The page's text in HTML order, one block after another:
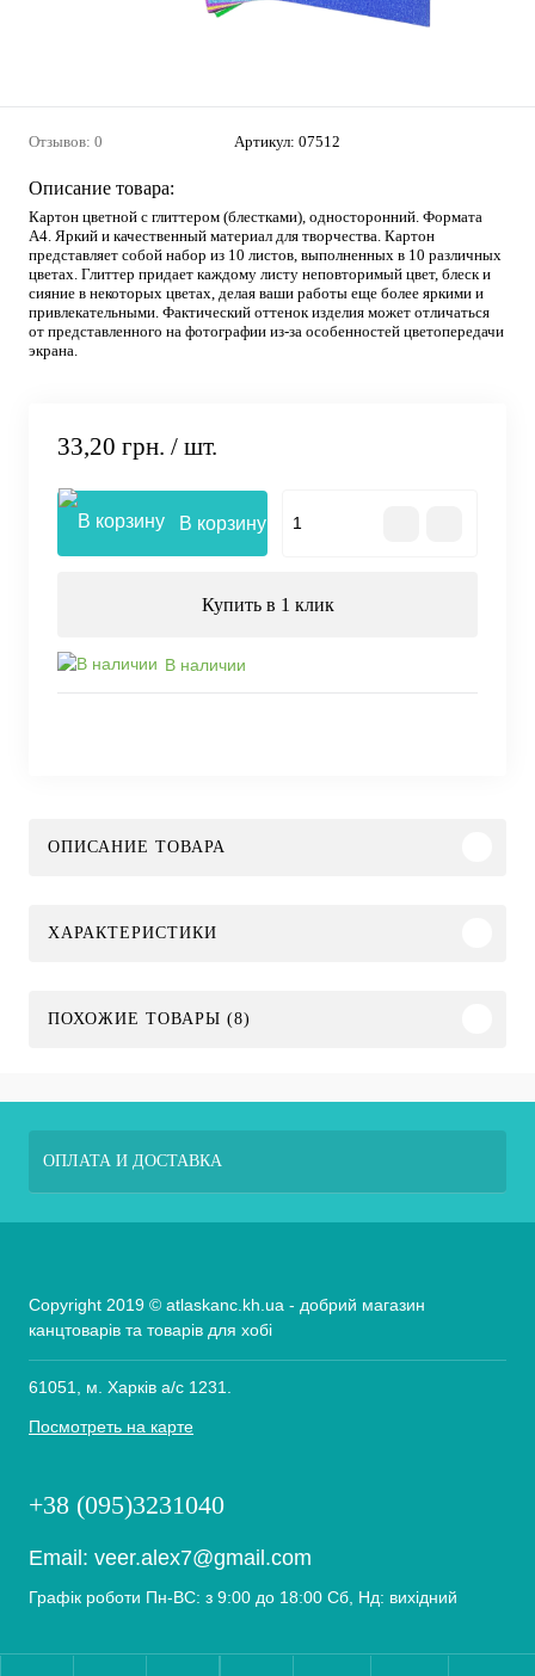
Отзывов: 0 Артикул: 07512
Описание товара:
Картон цветной с глиттером (блестками), односторонний. Формата
А4. Яркий и качественный материал для творчества. Картон
представляет собой набор из 10 листов, выполненных в 10 различных
цветах. Глиттер придает каждому листу неповторимый цвет, блеск и
сияние в некоторых цветах, делая ваши работы еще более яркими и
привлекательными. Фактический оттенок изделия может отличаться
от представленного на фотографии из-за особенностей цветопередачи
экрана.
33,20 грн. / шт.
В корзину
Купить в 1 клик
В наличии
ОПИСАНИЕ ТОВАРА
ХАРАКТЕРИСТИКИ
ПОХОЖИЕ ТОВАРЫ (8)
ОПЛАТА И ДОСТАВКА
Copyright 2019 © atlaskanc.kh.ua - добрий магазин
канцтоварів та товарів для хобі
61051, м. Харків а/с 1231.
Посмотреть на карте
+38 (095)3231040
Email: veer.alex7@gmail.com
Графік роботи Пн-ВС: з 9:00 до 18:00 Сб, Нд: вихідний